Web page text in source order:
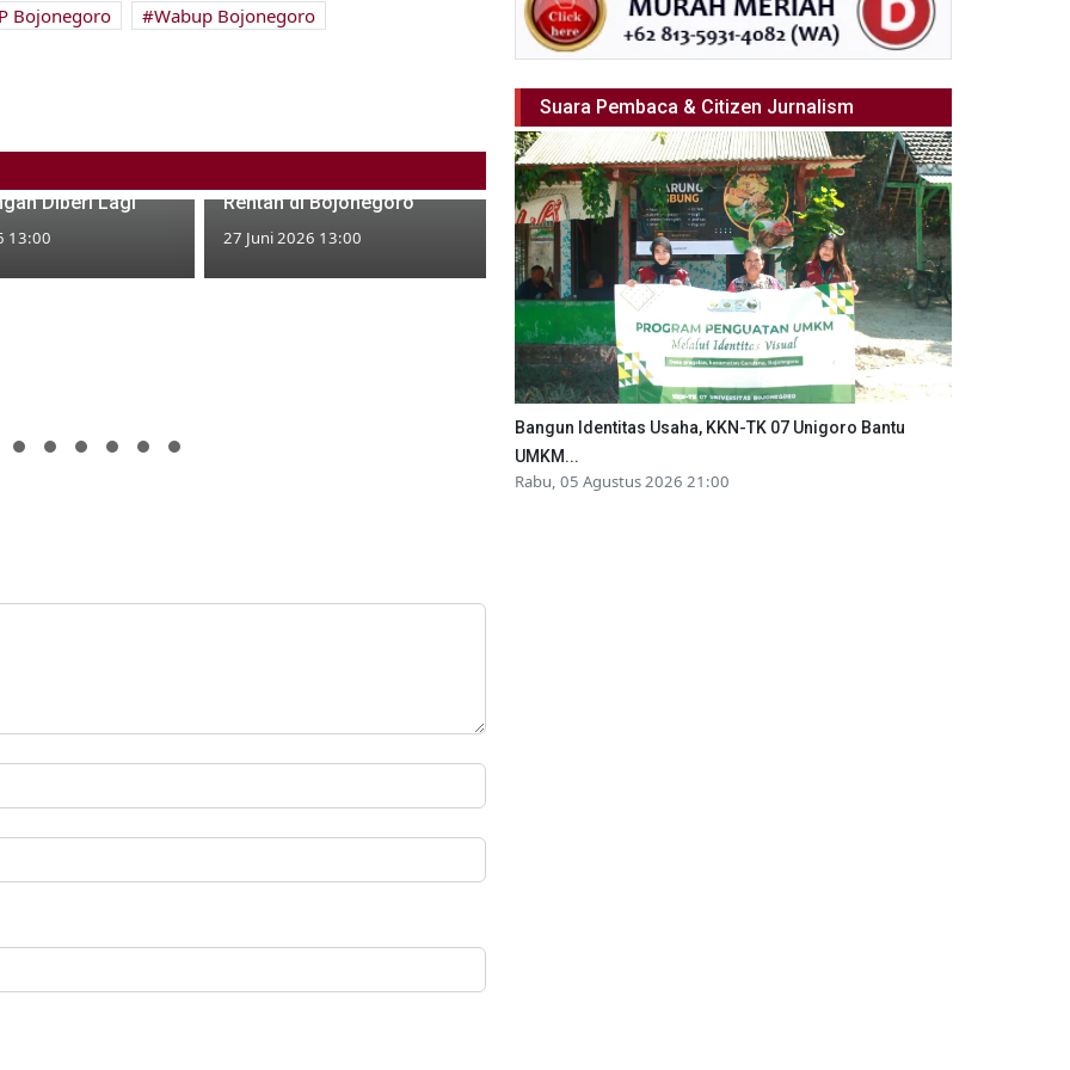
Bojonegoro
Wabup Bojonegoro
Diberi Lagi
13:00
Rentan di Bojonegoro
27 Juni 2026 13:00
Suara Pembaca & Citizen Jurnalism
Bangun Identitas Usaha, KKN-TK 07 Unigoro Bantu
UMKM...
Rabu, 05 Agustus 2026 21:00